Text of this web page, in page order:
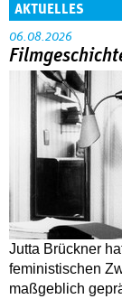
AKTUELLES
06.08.2026
Jutta Brückner
feministischen
maßgeblich